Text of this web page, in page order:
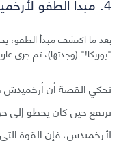
بعد ما اكتشف مبدأ الطفو،
"يوريكا!" (وجدتها)، ثم جرى
تحكي القصة أن أرخميدش
ترتفع حين كان يخطو
لأرخميدس، فإن القوة